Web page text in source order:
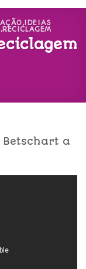
, IDEIAS
,RECICLAGEM
Betschart a